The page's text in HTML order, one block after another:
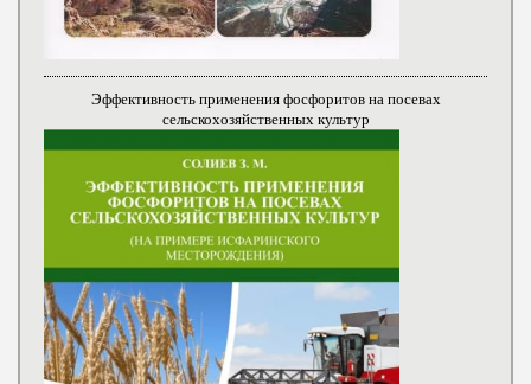
Эффективность применения фосфоритов на посевах
сельскохозяйственных культур